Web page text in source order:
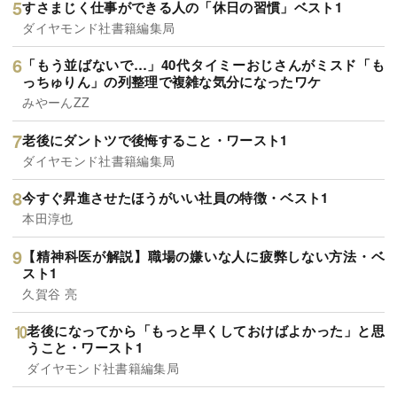
すさまじく仕事ができる人の「休日の習慣」ベスト1
ダイヤモンド社書籍編集局
「もう並ばないで…」40代タイミーおじさんがミスド「も
っちゅりん」の列整理で複雑な気分になったワケ
みやーんZZ
老後にダントツで後悔すること・ワースト1
ダイヤモンド社書籍編集局
今すぐ昇進させたほうがいい社員の特徴・ベスト1
本田淳也
【精神科医が解説】職場の嫌いな人に疲弊しない方法・ベ
スト1
久賀谷 亮
老後になってから「もっと早くしておけばよかった」と思
うこと・ワースト1
ダイヤモンド社書籍編集局